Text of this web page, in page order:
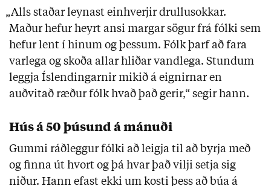
„Alls staðar leynast einhverjir drullusokkar.
Maður hefur heyrt ansi margar sögur frá fólki sem
hefur lent í hinum og þessum. Fólk þarf að fara
varlega og skoða allar hliðar vandlega. Stundum
leggja Íslendingarnir mikið á eignirnar en
auðvitað ræður fólk hvað það gerir,“ segir hann.
Hús á 50 þúsund á mánuði
Gummi ráðleggur fólki að leigja til að byrja með
og finna út hvort og þá hvar það vilji setja sig
niður. Hann efast ekki um kosti þess að búa á